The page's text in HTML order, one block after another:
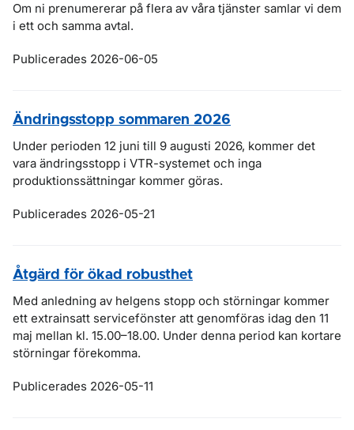
Om ni prenumererar på flera av våra tjänster samlar vi dem
i ett och samma avtal.
Publicerades 2026-06-05
Ändringsstopp sommaren 2026
Under perioden 12 juni till 9 augusti 2026, kommer det
vara ändringsstopp i VTR-systemet och inga
produktionssättningar kommer göras.
Publicerades 2026-05-21
Åtgärd för ökad robusthet
Med anledning av helgens stopp och störningar kommer
ett extrainsatt servicefönster att genomföras idag den 11
maj mellan kl. 15.00–18.00. Under denna period kan kortare
störningar förekomma.
Publicerades 2026-05-11